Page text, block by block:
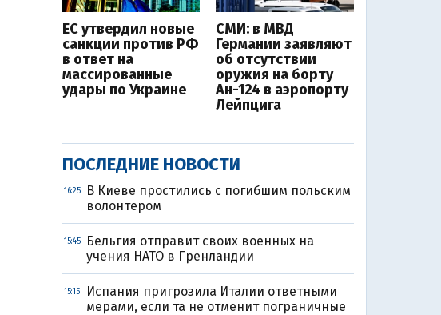
ЕС утвердил новые
санкции против РФ
в ответ на
массированные
удары по Украине
СМИ: в МВД
Германии заявляют
об отсутствии
оружия на борту
Ан-124 в аэропорту
Лейпцига
ПОСЛЕДНИЕ НОВОСТИ
16:25
В Киеве простились с погибшим польским
волонтером
15:45
Бельгия отправит своих военных на
учения НАТО в Гренландии
15:15
Испания пригрозила Италии ответными
мерами, если та не отменит пограничные